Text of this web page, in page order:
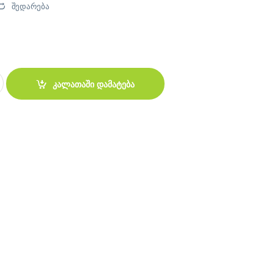
შედარება
quantity
კალათაში დამატება